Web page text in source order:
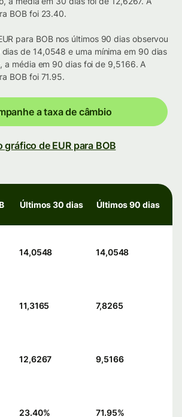
BOB foi 23.40.
para BOB nos últimos 90 dias observou
de 14,0548 e uma mínima em 90 dias
a média em 90 dias foi de 9,5166. A
BOB foi 71.95.
a taxa de câmbio
gráfico de EUR para BOB
Últimos 30 dias Últimos 90 dias
14,0548 14,0548
11,3165 7,8265
12,6267 9,5166
23.40% 71.95%